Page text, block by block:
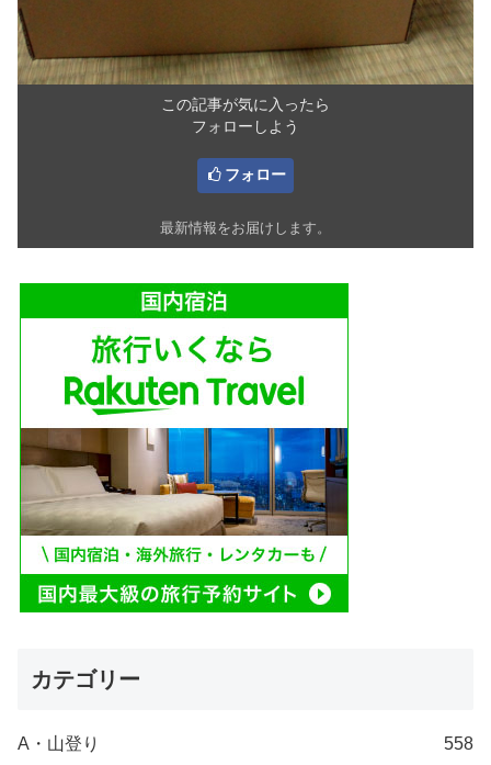
この記事が気に入ったら
フォローしよう
フォロー
最新情報をお届けします。
カテゴリー
A・山登り
558